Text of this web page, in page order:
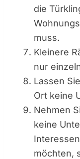
die
muss.
Kleinere
nur
Lassen
Ort keine
Nehmen
keine
möchten,